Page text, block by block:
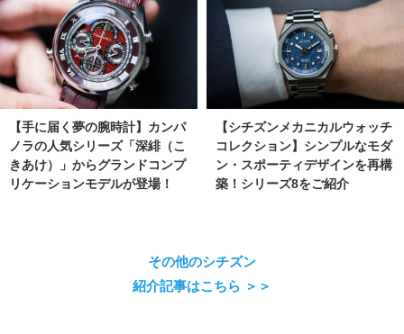
【手に届く夢の腕時計】カンパ
ノラの人気シリーズ「深緋（こ
きあけ）」からグランドコンプ
リケーションモデルが登場！
【シチズンメカニカルウォッチ
コレクション】シンプルなモダ
ン・スポーティデザインを再構
築！シリーズ8をご紹介
その他のシチズン
紹介記事はこちら ＞＞